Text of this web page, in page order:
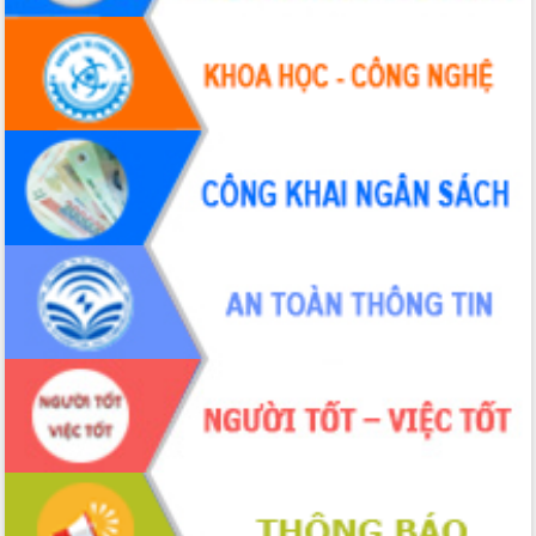
Họp báo thông tin về Hội nghị Công bố
Quy hoạch và Xúc tiến đầu tư tỉnh Đắk
Lắk
Khơi thông điểm nghẽn, đẩy nhanh
giải ngân vốn khắc phục thiên tai
HĐND tỉnh thông qua điều chỉnh Quy
hoạch tỉnh thời kỳ 2021-2030
Hội thảo góp ý hồ sơ điều chỉnh quy
hoạch tỉnh Đắk Lắk thời kỳ 2021-2030,
tầm nhìn đến năm 2050
Nâng cao hiệu quả hoạt động của các
doanh nghiệp nhà nước
Hội nghị triển khai kết nối mạng
truyền số liệu chuyên dùng phục vụ cơ
quan Đảng, Nhà nước
Lễ phát động chuỗi hoạt động chung
tay làm sạch môi trường
Xã Ea Kar bước chuyển mình trong
công tác cải cách hành chính mô hình